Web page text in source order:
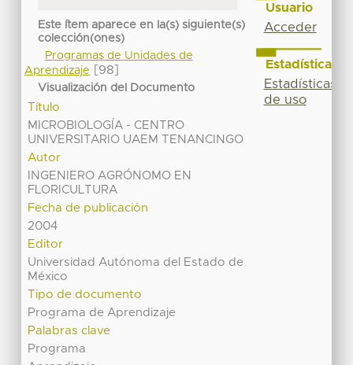
Este ítem aparece en la(s) siguiente(s)
colección(ones)
Programas de Unidades de
Aprendizaje
[98]
Visualización del Documento
Título
MICROBIOLOGÍA - CENTRO
UNIVERSITARIO UAEM TENANCINGO
Autor
INGENIERO AGRÓNOMO EN
FLORICULTURA
Fecha de publicación
2004
Editor
Universidad Autónoma del Estado de
México
Tipo de documento
Programa de Aprendizaje
Palabras clave
Programa
Usuario
Acceder
Estadísticas
Estadísticas
de uso